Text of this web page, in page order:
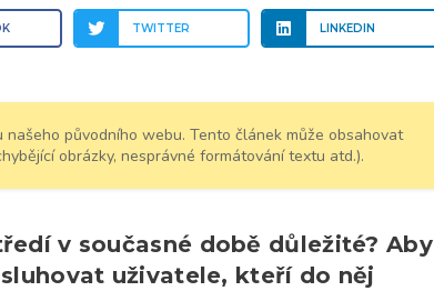
TWITTER LINKEDIN
našeho původního webu. Tento článek může obsahovat
obrázky, nesprávné formátování textu atd.).
v současné době důležité? Aby
uživatele, kteří do něj